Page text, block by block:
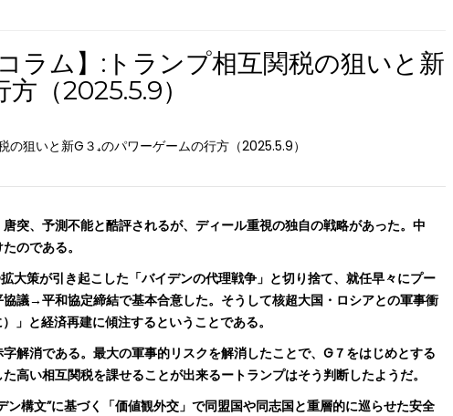
ラム】:トランプ相互関税の狙いと新
（2025.5.9）
の狙いと新G３₊のパワーゲームの行方（2025.5.9）
突、予測不能と酷評されるが、ディール重視の独自の戦略があった。中
のである。
大策が引き起こした「バイデンの代理戦争」と切り捨て、就任早々にプー
議→平和協定締結で基本合意した。そうして核超大国・ロシアとの軍事衝
」と経済再建に傾注するということである。
解消である。最大の軍事的リスクを解消したことで、G７をはじめとする
高い相互関税を課せることが出来るートランプはそう判断したようだ。
構文”に基づく「価値観外交」で同盟国や同志国と重層的に巡らせた安全